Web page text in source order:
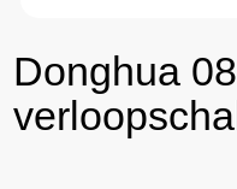
Donghua